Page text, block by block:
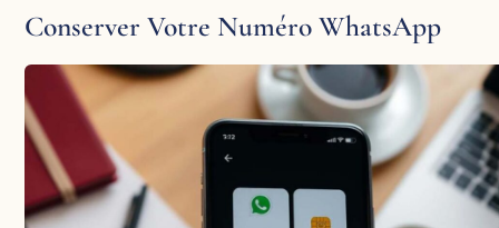
Conserver Votre Numéro WhatsApp